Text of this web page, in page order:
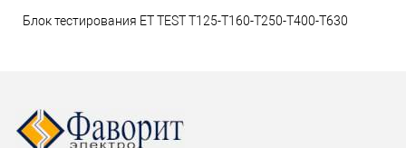
Блок тестирования ET TEST T125-T160-T250-T400-T630